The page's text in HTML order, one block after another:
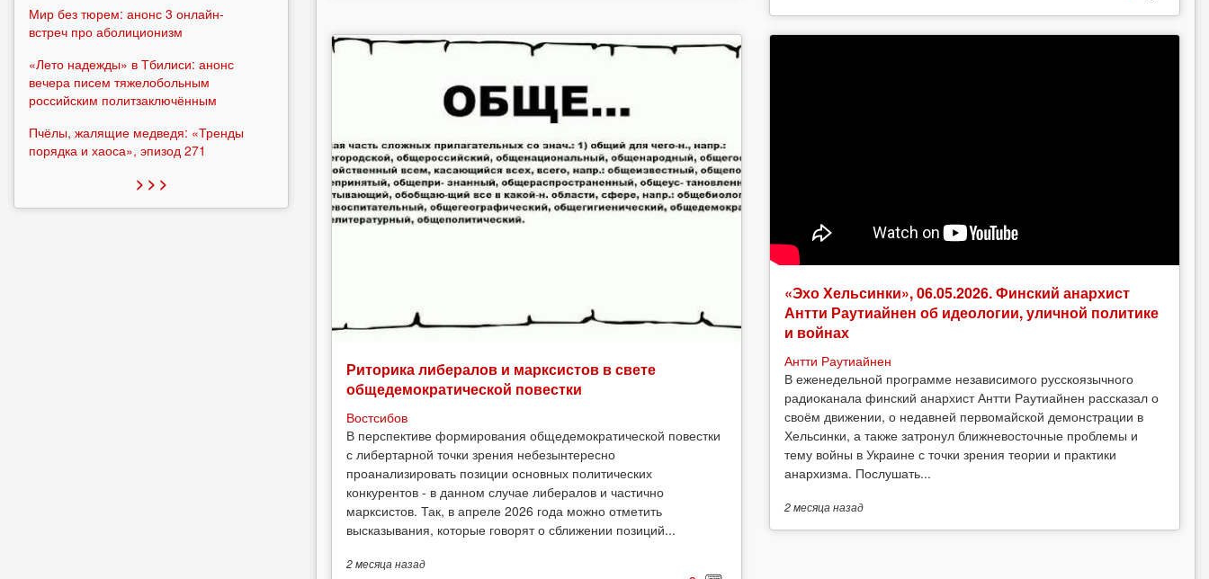
Риторика либералов и марксистов в свете
общедемократической повестки
Востсибов
В перспективе формирования общедемократической повестки
с либертарной точки зрения небезынтересно
проанализировать позиции основных политических
конкурентов - в данном случае либералов и частично
марксистов. Так, в апреле 2026 года можно отметить
высказывания, которые говорят о сближении позиций...
2 месяца назад
«Эхо Хельсинки», 06.05.2026. Финский анархист
Антти Раутиайнен об идеологии, уличной политике
и войнах
Антти Раутиайнен
В еженедельной программе независимого русскоязычного
радиоканала финский анархист Антти Раутиайнен рассказал о
своём движении, о недавней первомайской демонстрации в
Хельсинки, а также затронул ближневосточные проблемы и
тему войны в Украине с точки зрения теории и практики
анархизма. Послушать...
2 месяца назад
Мир без тюрем: анонс 3 онлайн-
встреч про аболиционизм
«Лето надежды» в Тбилиси: анонс
вечера писем тяжелобольным
российским политзаключённым
Пчёлы, жалящие медведя: «Тренды
порядка и хаоса», эпизод 271
> > >